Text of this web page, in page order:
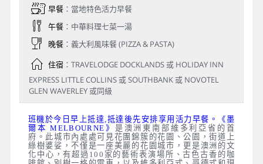
早餐：當地特色活力早餐
午餐：中華料理七菜一湯
晚餐：義大利風味餐 (PIZZA & PASTA)
住宿：TRAVELODGE DOCKLANDS 或 HOLIDAY INN
EXPRESS LITTLE COLLINS 或 SOUTHBANK 或 NOVOTEL
GLEN WAVERLEY 或同級
班機於今日早上抵達,抵達後先安排享用活力早餐。《墨
爾本 MELBOURNE》 是澳洲東南部維多利亞省的首
府。此城市內處處可見花團錦簇的花園、公園，街道上
綠樹婆娑，不僅是一座美麗的花園城市，更是澳洲的文
化中心，有超過100家的藝術表演場所、古色古香的咖